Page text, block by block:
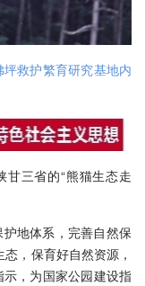
救护繁育研究基地内
甘三省的“熊猫生态走
地体系，完善自然保
，保育好自然资源，
，为国家公园建设指